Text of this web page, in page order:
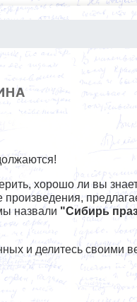
хорошо ли вы
назвали "Сибирь
и делитесь своими